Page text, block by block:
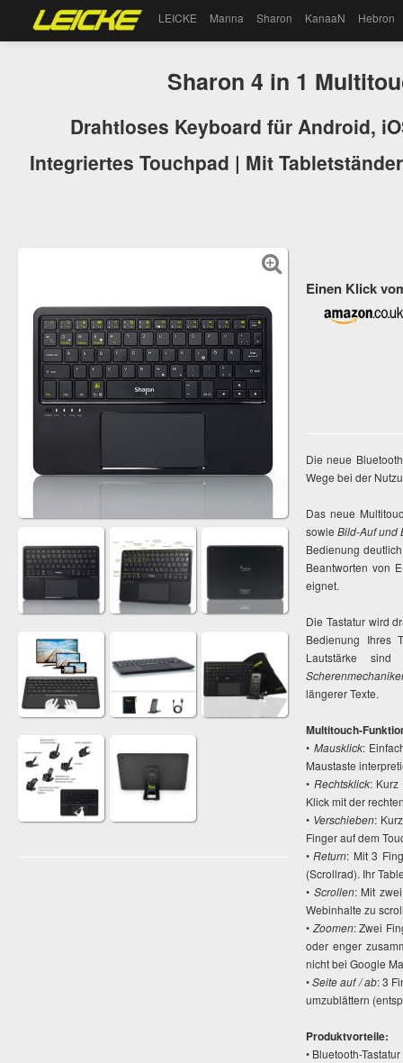
LEICKE Manna Sharon KanaaN Hebron
Sharon 4 in 1
Drahtloses Keyboard für Android,
Integriertes Touchpad | Mit
Einen Klick
Die neue
Wege bei der
Das neue
sowieBild-Auf und
Bedienung
Beantworten von
eignet.
Die Tastatur wird
Bedienung Ihres
Lautstärke sind
längerer Texte.
Multitouch-
• Mausklick:
Maustaste
• Rechtsklick: Kurz
Klick mit der
• Verschieben:
Finger auf dem
•Return: Mit 3
(Scrollrad). Ihr
• Scrollen: Mit
Webinhalte zu
• Zoomen: Zwei
oder enger
nicht bei Google
•Seite auf / ab: 3
umzublättern
Produktvorteile:
• Bluetooth-